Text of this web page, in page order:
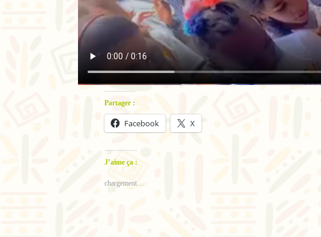
Partager :
Facebook X
J’aime ça :
chargement…